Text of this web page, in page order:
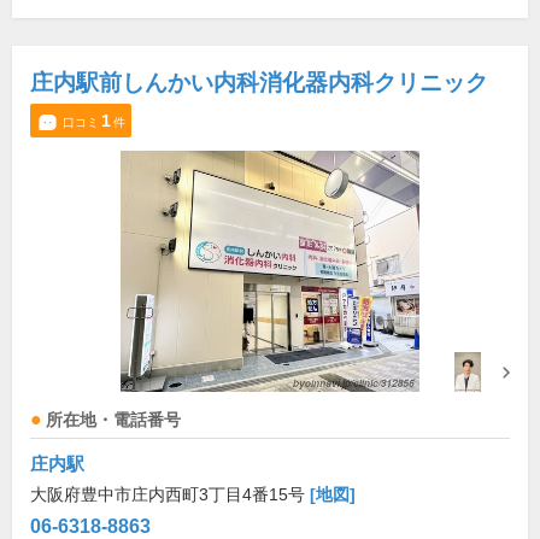
庄内駅前しんかい内科消化器内科クリニック
口コミ 1件
所在地・電話番号
庄内駅
大阪府豊中市庄内西町3丁目4番15号 [地図]
06-6318-8863